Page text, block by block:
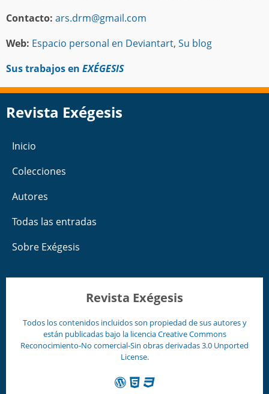
Contacto: ars.drm@gmail.com
Web: Espacio personal en Deviantart, Su blog
Sus trabajos en EXÉGESIS
Revista Exégesis
Inicio
Colecciones
Autores
Todas las entradas
Sobre Exégesis
Revista Exégesis
Todos los contenidos incluidos son propiedad de sus autores y
están publicadas bajo la licenciaCreative Commons
Reconocimiento-No comercial-Sin obras derivadas 3.0 Unported
License.